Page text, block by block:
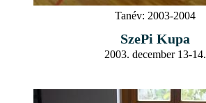
Tanév: 2003-2004
SzePi Kupa
2003. december 13-14.